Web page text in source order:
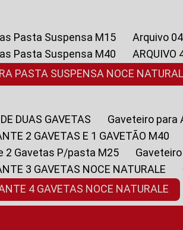
Pasta Suspensa M15
Arquivo
Pasta Suspensa M40
PASTA SUSPENSA NOCE
DE DUAS GAVETAS
Gaveteiro
2 GAVETAS E 1 GAVETÃO M40
2 Gavetas P/pasta M25
3 GAVETAS NOCE NATURALE
4 GAVETAS NOCE NATURALE